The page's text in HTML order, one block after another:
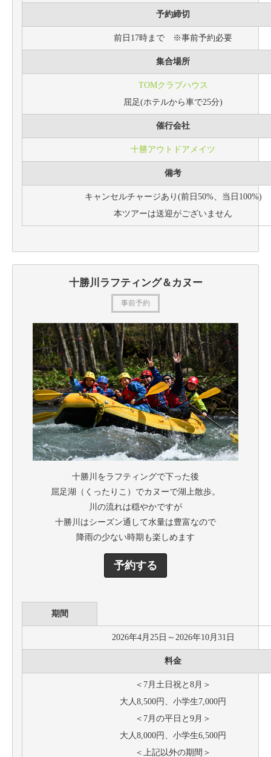
予約締切
前日17時まで ※事前予約必要
集合場所
TOMクラブハウス
屈足(ホテルから車で25分)
催行会社
十勝アウトドアメイツ
備考
キャンセルチャージあり(前日50%、当日100%)
本ツアーは送迎がございません
十勝川ラフティング＆カヌー
事前予約
十勝川をラフティングで下った後
屈足湖（くったりこ）でカヌーで湖上散歩。
川の流れは穏やかですが
十勝川はシーズン通して水量は豊富なので
降雨の少ない時期も楽しめます
予約する
期間
2026年4月25日～2026年10月31日
料金
＜7月土日祝と8月＞
大人8,500円、小学生7,000円
＜7月の平日と9月＞
大人8,000円、小学生6,500円
＜上記以外の期間＞